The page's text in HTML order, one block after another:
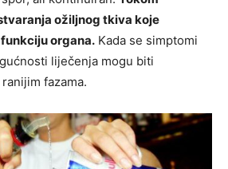
ožiljnog tkiva koje
organa. Kada se simptomi
liječenja mogu biti
fazama.